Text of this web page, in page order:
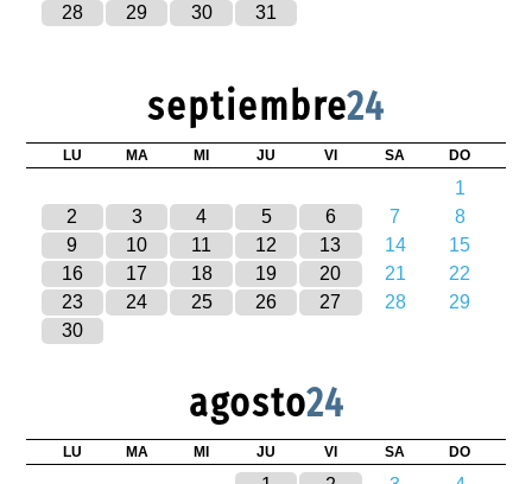
28
29 30 31
septiembre24
LU MA MI JU VI SA DO
1
2
3 4 5 6 7
8
9
10 11 12 13 14
15
16
17 18 19 20 21
22
23
24 25 26 27 28
29
30
agosto24
LU MA MI JU VI SA DO